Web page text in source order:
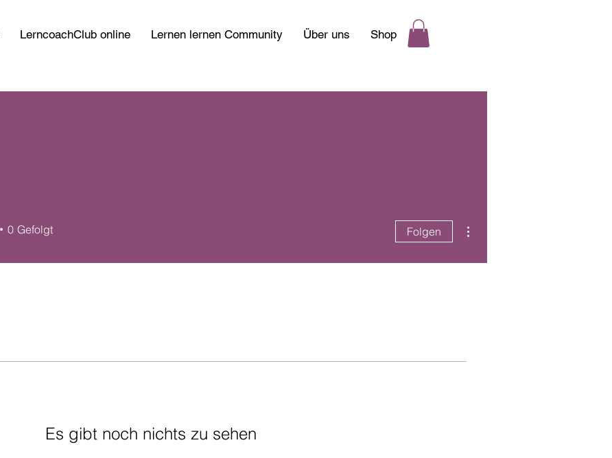
LerncoachClub online Lernen lernen Community Über uns Shop
Es gibt noch nichts zu sehen
0 Gefolgt Folgen